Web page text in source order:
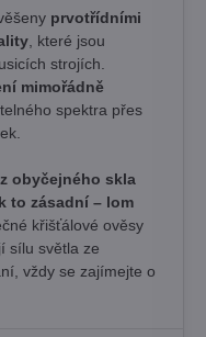
prvotřídními
, které jsou
strojích.
mimořádně
spektra přes
z obyčejného skla
to zásadní – lom
křišťálové ověsy
sílu světla ze
vždy se zajímejte o